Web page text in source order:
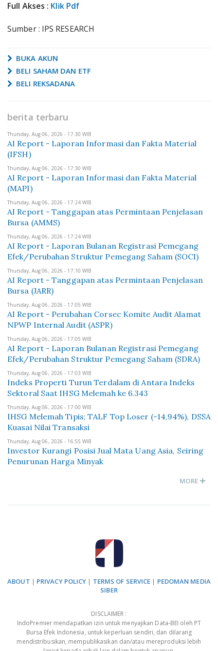
Full Akses : Klik Pdf
Sumber : IPS RESEARCH
BUKA AKUN
BELI SAHAM DAN ETF
BELI REKSADANA
berita terbaru
Thursday, Aug 06, 2026 - 17:30 WIB
AI Report - Laporan Informasi dan Fakta Material
(IFSH)
Thursday, Aug 06, 2026 - 17:30 WIB
AI Report - Laporan Informasi dan Fakta Material
(MAPI)
Thursday, Aug 06, 2026 - 17:24 WIB
AI Report - Tanggapan atas Permintaan Penjelasan
Bursa (AMMS)
Thursday, Aug 06, 2026 - 17:24 WIB
AI Report - Laporan Bulanan Registrasi Pemegang
Efek/Perubahan Struktur Pemegang Saham (SOCI)
Thursday, Aug 06, 2026 - 17:10 WIB
AI Report - Tanggapan atas Permintaan Penjelasan
Bursa (JARR)
Thursday, Aug 06, 2026 - 17:05 WIB
AI Report - Perubahan Corsec Komite Audit Alamat
NPWP Internal Audit (ASPR)
Thursday, Aug 06, 2026 - 17:05 WIB
AI Report - Laporan Bulanan Registrasi Pemegang
Efek/Perubahan Struktur Pemegang Saham (SDRA)
Thursday, Aug 06, 2026 - 17:03 WIB
Indeks Properti Turun Terdalam di Antara Indeks
Sektoral Saat IHSG Melemah ke 6.343
Thursday, Aug 06, 2026 - 17:00 WIB
IHSG Melemah Tipis; TALF Top Loser (-14,94%), DSSA
Kuasai Nilai Transaksi
Thursday, Aug 06, 2026 - 16:55 WIB
Investor Kurangi Posisi Jual Mata Uang Asia, Seiring
Penurunan Harga Minyak
MORE
ABOUT | PRIVACY POLICY | TERMS OF SERVICE | PEDOMAN MEDIA
SIBER
DISCLAIMER :
IndoPremier mendapatkan izin untuk menyajikan Data-BEI oleh PT
Bursa Efek Indonesia, untuk keperluan sendiri, dan dilarang
mendistribusikan, mempublikasikan dan/atau mereproduksi lebih